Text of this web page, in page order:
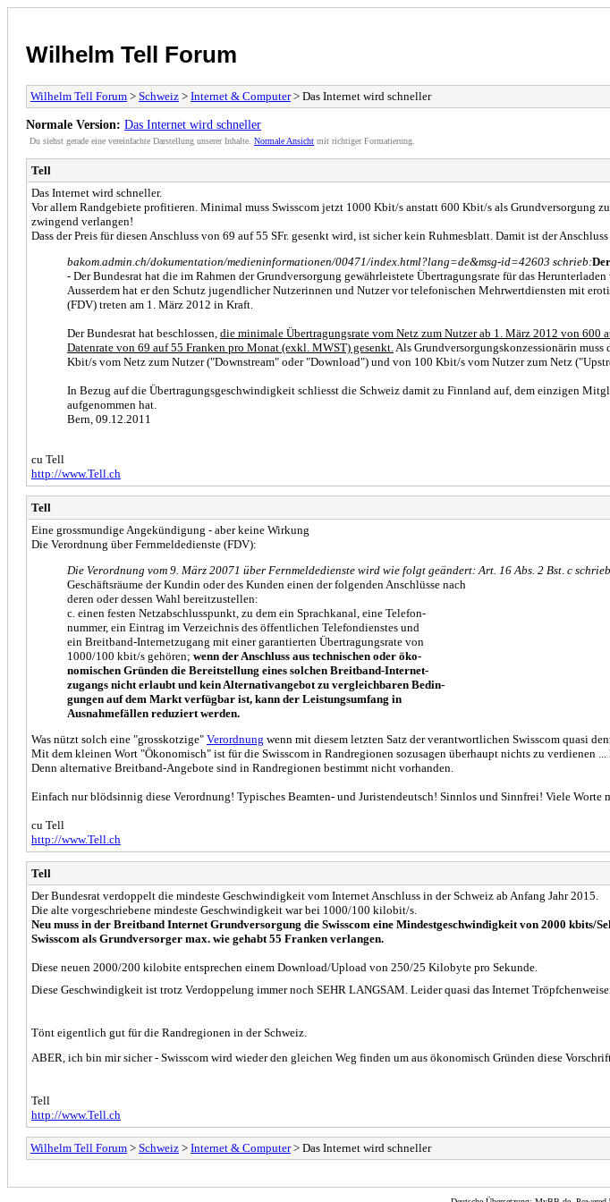
Wilhelm Tell Forum
Wilhelm Tell Forum > Schweiz > Internet & Computer> Das Internet wird schneller
Normale Version: Das Internet wird schneller
Du siehst gerade eine vereinfachte Darstellung unserer Inhalte. Normale Ansicht mit richtiger Formatierung.
Tell
Das Internet wird schneller.
Vor allem Randgebiete profitieren. Minimal muss Swisscom jetzt 1000 Kbit/s anstatt 600 Kbit/s als Grundversorgung
zwingend verlangen!
Dass der Preis für diesen Anschluss von 69 auf 55 SFr. gesenkt wird, ist sicher kein Ruhmesblatt. Damit ist der
bakom.admin.ch/dokumentation/medieninformationen/00471/index.html?lang=de&msg-id=42603 schrieb:
- Der Bundesrat hat die im Rahmen der Grundversorgung gewährleistete Übertragungsrate für das
Ausserdem hat er den Schutz jugendlicher Nutzerinnen und Nutzer vor telefonischen Mehrwertdiensten mit
(FDV) treten am 1. März 2012 in Kraft.
Der Bundesrat hat beschlossen, die minimale Übertragungsrate vom Netz zum Nutzer ab 1. März 2012 von
Datenrate von 69 auf 55 Franken pro Monat (exkl. MWST) gesenkt. Als Grundversorgungskonzessionärin muss
Kbit/s vom Netz zum Nutzer ("Downstream" oder "Download") und von 100 Kbit/s vom Nutzer zum Netz
In Bezug auf die Übertragungsgeschwindigkeit schliesst die Schweiz damit zu Finnland auf, dem einzigen
aufgenommen hat.
Bern, 09.12.2011
cu Tell
http://www.Tell.ch
Tell
Eine grossmundige Angekündigung - aber keine Wirkung
Die Verordnung über Fernmeldedienste (FDV):
Die Verordnung vom 9. März 20071 über Fernmeldedienste wird wie folgt geändert: Art. 16 Abs. 2 Bst. c
Geschäftsräume der Kundin oder des Kunden einen der folgenden Anschlüsse nach
deren oder dessen Wahl bereitzustellen:
c. einen festen Netzabschlusspunkt, zu dem ein Sprachkanal, eine Telefon-
nummer, ein Eintrag im Verzeichnis des öffentlichen Telefondienstes und
ein Breitband-Internetzugang mit einer garantierten Übertragungsrate von
1000/100 kbit/s gehören; wenn der Anschluss aus technischen oder öko-
nomischen Gründen die Bereitstellung eines solchen Breitband-Internet-
zugangs nicht erlaubt und kein Alternativangebot zu vergleichbaren Bedin-
gungen auf dem Markt verfügbar ist, kann der Leistungsumfang in
Ausnahmefällen reduziert werden.
Was nützt solch eine "grosskotzige" Verordnung wenn mit diesem letzten Satz der verantwortlichen Swisscom quasi
Mit dem kleinen Wort "Ökonomisch" ist für die Swisscom in Randregionen sozusagen überhaupt nichts zu verdienen
Denn alternative Breitband-Angebote sind in Randregionen bestimmt nicht vorhanden.
Einfach nur blödsinnig diese Verordnung! Typisches Beamten- und Juristendeutsch! Sinnlos und Sinnfrei! Viele Worte
cu Tell
http://www.Tell.ch
Tell
Der Bundesrat verdoppelt die mindeste Geschwindigkeit vom Internet Anschluss in der Schweiz ab Anfang Jahr 2015.
Die alte vorgeschriebene mindeste Geschwindigkeit war bei 1000/100 kilobit/s.
Neu muss in der Breitband Internet Grundversorgung die Swisscom eine Mindestgeschwindigkeit von 2000
Swisscom als Grundversorger max. wie gehabt 55 Franken verlangen.
Diese neuen 2000/200 kilobite entsprechen einem Download/Upload von 250/25 Kilobyte pro Sekunde.
Diese Geschwindigkeit ist trotz Verdoppelung immer noch SEHR LANGSAM. Leider quasi das Internet
Tönt eigentlich gut für die Randregionen in der Schweiz.
ABER, ich bin mir sicher - Swisscom wird wieder den gleichen Weg finden um aus ökonomisch Gründen diese
Tell
http://www.Tell.ch
Wilhelm Tell Forum > Schweiz > Internet & Computer> Das Internet wird schneller